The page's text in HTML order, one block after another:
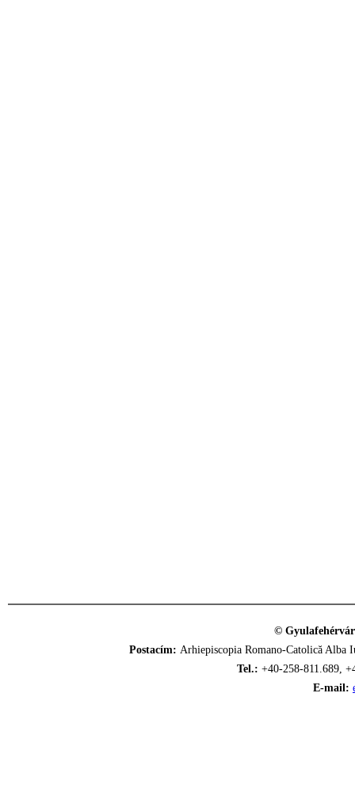
©
Postacím: Arhiepiscopia Romano-Catolică
Tel.: +40-258-811.689,
E-mail: